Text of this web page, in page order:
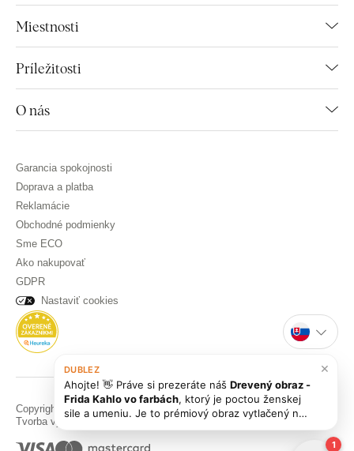
Miestnosti
Príležitosti
O nás
Garancia spokojnosti
Doprava a platba
Reklamácie
Obchodné podmienky
Sme ECO
Ako nakupovať
GDPR
Nastaviť cookies
Copyright © DUBLEZ 2026 | Všetky práva vyhradené
Tvorba výkonných internetových obchodov od
RIESENIA
1
DUBLEZ
Ahojte! 👋 Práve si prezeráte náš Drevený obraz -
Frida Kahlo vo farbách, ktorý je poctou ženskej
sile a umeniu. Je to prémiový obraz vytlačený na
žiareniu, ktorý vám zaručene oživí priestor! Ak
×